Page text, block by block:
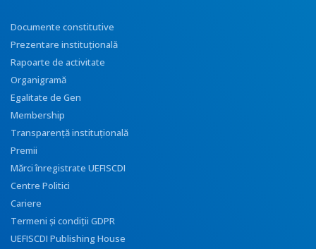
Documente constitutive
Prezentare instituţională
Rapoarte de activitate
Organigramă
Egalitate de Gen
Membership
Transparenţă instituţională
Premii
Mărci înregistrate UEFISCDI
Centre Politici
Cariere
Termeni și condiții GDPR
UEFISCDI Publishing House